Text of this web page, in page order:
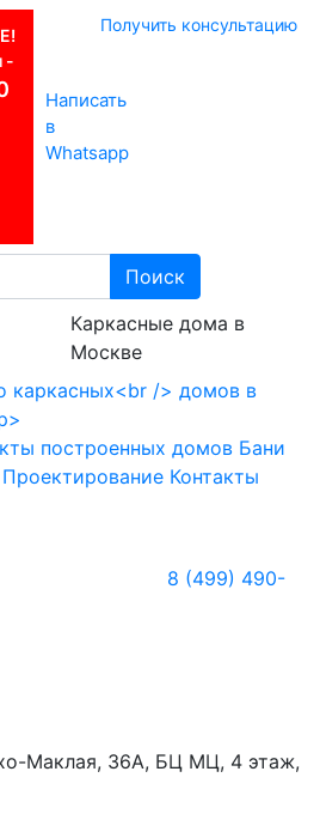
-
Написать
в
Whatsapp
Получить консультацию
Поиск
Каркасные дома в
Москве
построенных домов Бани
Проектирование Контакты
8 (499) 490-
Маклая, 36А, БЦ МЦ, 4 этаж,